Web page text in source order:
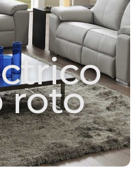
roto